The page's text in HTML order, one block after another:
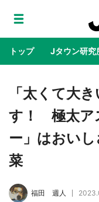
トップ Jタウン研究
地域×二次元 絶景
アニ
ラボ
太郎グ
「太くて大
す！ 極太ア
ー」はおい
菜
福田 週人